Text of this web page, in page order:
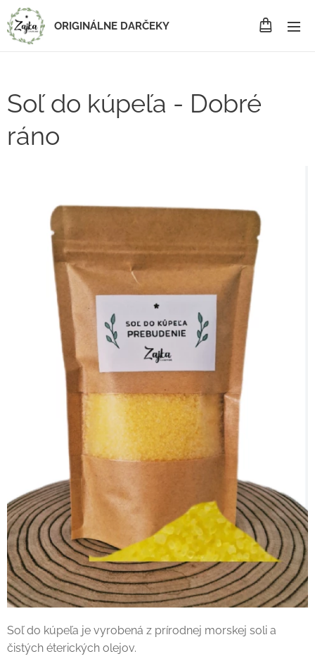
ORIGINÁLNE DARČEKY
Soľ do kúpeľa - Dobré
ráno
Soľ do kúpeľa je vyrobená z prírodnej morskej soli a
čistých éterických olejov.